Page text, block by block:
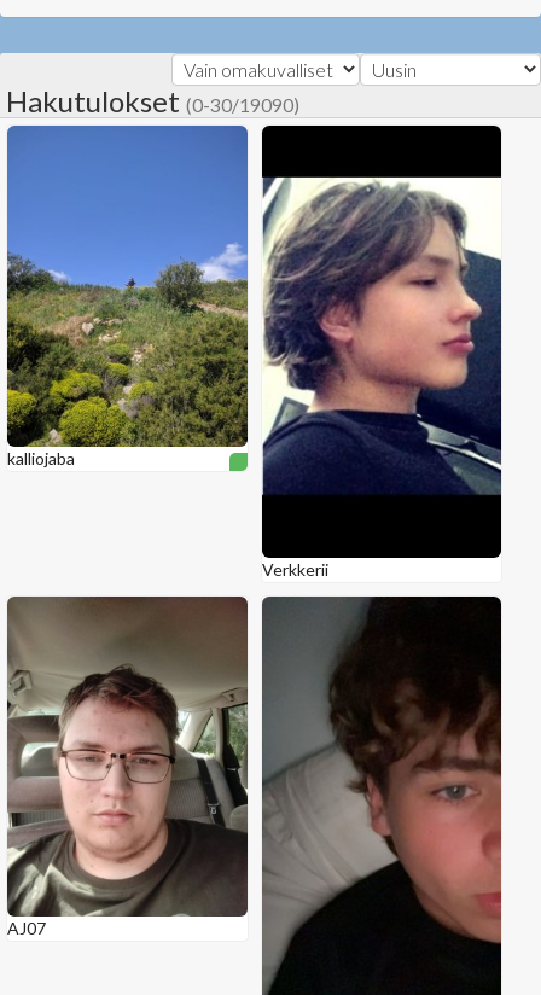
Hakutulokset (0-30/19090)
kalliojaba
Verkkerii
AJ07